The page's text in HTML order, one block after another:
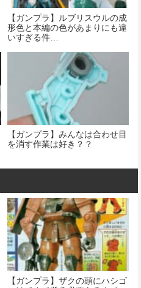
【ガンプラ】ルブリスウルの成
形色と本編の色があまりにも違
いすぎる件…
【ガンプラ】みんなは合わせ目
を消す作業は好き？？
【ガンプラ】ザクの頭にハシゴ